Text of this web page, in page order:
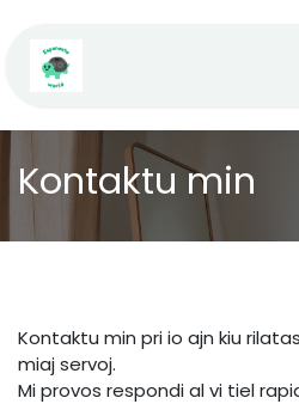
Kontaktu min
Kontaktu min pri io ajn kiu
miaj servoj.
Mi provos respondi al vi tiel